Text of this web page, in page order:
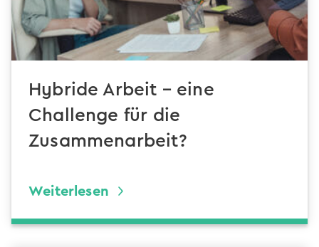
Hybride Arbeit – eine
Challenge für die
Zusammenarbeit?
Weiterlesen